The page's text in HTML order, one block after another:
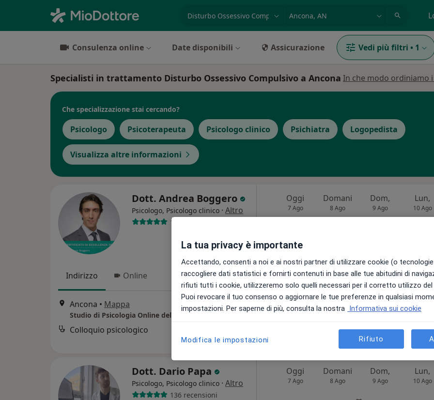
Consulenza online Date disponibili Assicurazione Vedi più filtri • 1
Specialisti in trattamento Disturbo Ossessivo Compulsivo a Ancona In che modo ordiniamo
Che specializzazione stai cercando?
Psicologo Psicoterapeuta Psicologo clinico Psichiatra Logopedista
Visualizza altre informazioni
Dott. Andrea Boggero
Psicologo, Psicologo clinico · Altro
130 recensioni
Indirizzo Online
Ancona • Mappa
Studio di Psicologia Online del Dott. Andrea Boggero ad Ancona
Colloquio psicologico
Oggi
7 Ago
Domani
8 Ago
Dom,
9 Ago
Lun,
10 Ago
Non ci sono agende disponibili!
Chiedi di attivare le prenotazioni online
Dott. Dario Papa
Psicologo, Psicologo clinico · Altro
136 recensioni
Oggi
7 Ago
Domani
8 Ago
Dom,
9 Ago
Lun,
10 Ago
La tua privacy è importante
Accettando, consenti a noi e ai nostri partner di utilizzare cookie (o
raccogliere dati statistici e fornirti contenuti in base alle tue abitudini di
rifiuti tutti i cookie, utilizzeremo solo quelli necessari per il corretto utilizzo
Puoi revocare il tuo consenso o aggiornare le tue preferenze in qualsiasi
impostazioni. Per saperne di più, consulta la nostra Informativa sui cookie
Modifica le impostazioni Rifiuto